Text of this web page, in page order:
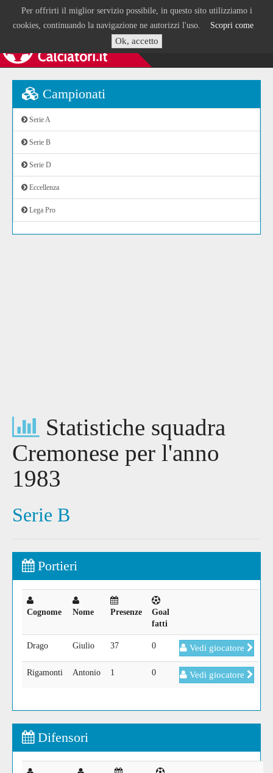
Per offrirti il miglior servizio possibile, in questo sito utilizziamo i
cookies, continuando la navigazione ne autorizzi l'uso. Scopri come
Ok, accetto
Campionati
Serie A
Serie B
Serie D
Eccellenza
Lega Pro
Statistiche squadra
Cremonese per l'anno
1983
Serie B
Portieri
Cognome Nome Presenze
Goal
fatti
Drago Giulio 37 0 Vedi giocatore
Rigamonti Antonio 1 0 Vedi giocatore
Difensori